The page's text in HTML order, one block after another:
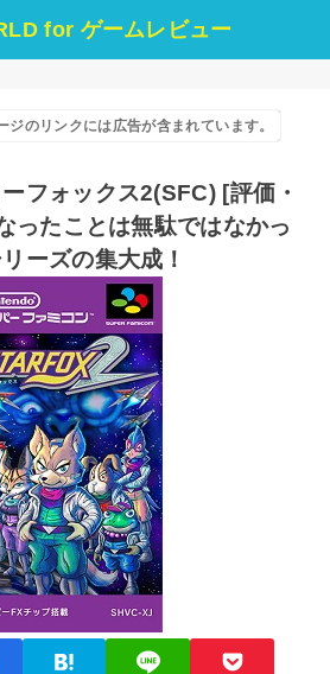
for ゲームレビュー
ジのリンクには広告が含まれています。
フォックス2(SFC) [評価・
ったことは無駄ではなかっ
ーズの集大成！